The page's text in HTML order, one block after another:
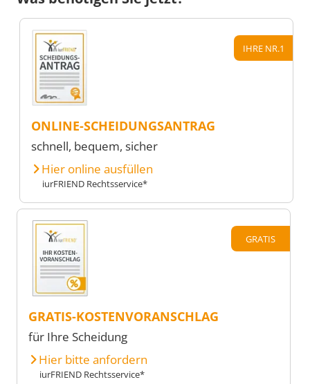
IHRE NR.1
ONLINE-SCHEIDUNGSANTRAG
schnell, bequem, sicher
Hier online ausfüllen
iurFRIEND Rechtsservice*
GRATIS
GRATIS-KOSTENVORANSCHLAG
für Ihre Scheidung
Hier bitte anfordern
iurFRIEND Rechtsservice*